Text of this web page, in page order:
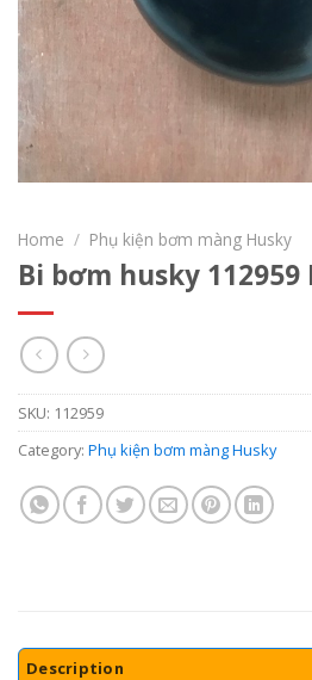
Home / Phụ kiện bơm màng Husky
Bi bơm husky 112959
SKU: 112959
Category: Phụ kiện bơm màng Husky
Description